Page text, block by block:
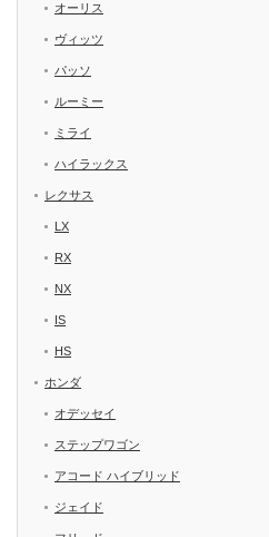
オーリス
ヴィッツ
パッソ
ルーミー
ミライ
ハイラックス
レクサス
LX
RX
NX
IS
HS
ホンダ
オデッセイ
ステップワゴン
アコード ハイブリッド
ジェイド